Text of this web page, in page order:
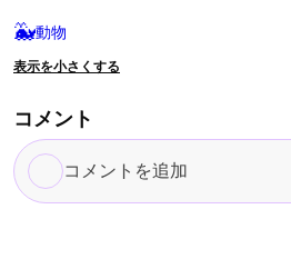
🐳動物
表示を小さくする
コメント
コ
メ